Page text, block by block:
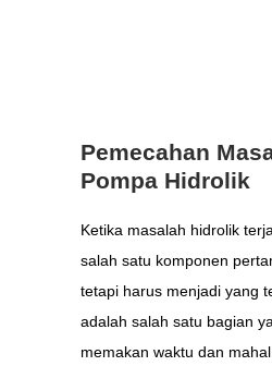
Pemecahan
Pompa Hidrolik
Ketika masalah hidrolik
salah satu komponen
tetapi harus menjadi yang
adalah salah satu bagian
memakan waktu dan